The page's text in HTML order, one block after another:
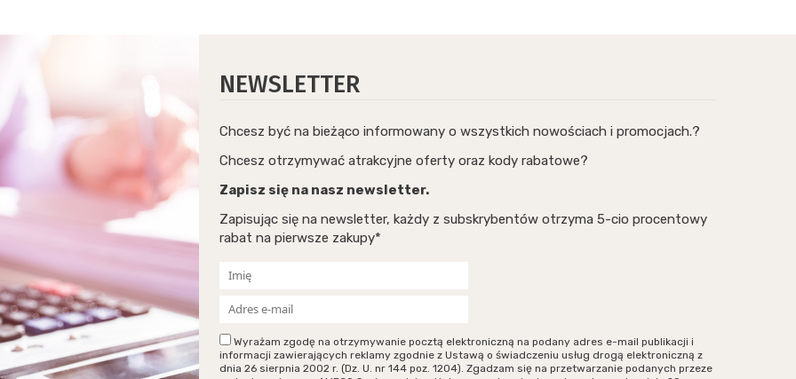
NEWSLETTER
Chcesz być na bieżąco informowany o wszystkich nowościach i promocjach.?
Chcesz otrzymywać atrakcyjne oferty oraz kody rabatowe?
Zapisz się na nasz newsletter.
Zapisując się na newsletter, każdy z subskrybentów otrzyma 5-cio procentowy
rabat na pierwsze zakupy*
Wyrażam zgodę na otrzymywanie pocztą elektroniczną na podany adres e-mail publikacji i
informacji zawierających reklamy zgodnie z Ustawą o świadczeniu usług drogą elektroniczną z
dnia 26 sierpnia 2002 r. (Dz. U. nr 144 poz. 1204). Zgadzam się na przetwarzanie podanych przeze